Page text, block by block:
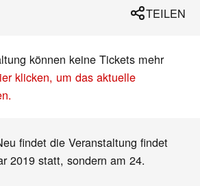
TEILEN
können keine Tickets mehr
klicken, um das aktuelle
findet die Veranstaltung findet
2019 statt, sondern am 24.